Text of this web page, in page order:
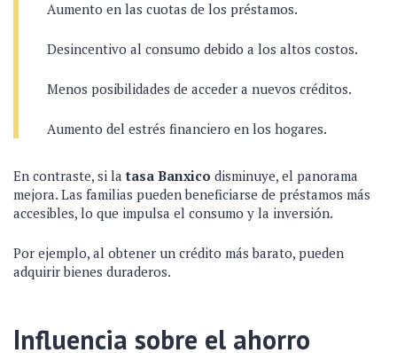
Aumento en las cuotas de los préstamos.
Desincentivo al consumo debido a los altos costos.
Menos posibilidades de acceder a nuevos créditos.
Aumento del estrés financiero en los hogares.
En contraste, si latasa Banxico disminuye, el panorama
mejora. Las familias pueden beneficiarse de préstamos más
accesibles, lo que impulsa el consumo y la inversión.
Por ejemplo, al obtener un crédito más barato, pueden
adquirir bienes duraderos.
Influencia sobre el ahorro